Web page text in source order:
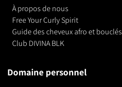
À propos de nous
Free Your Curly Spirit
Guide des cheveux afro et bouclés
Club DIVINA BLK
Domaine personnel